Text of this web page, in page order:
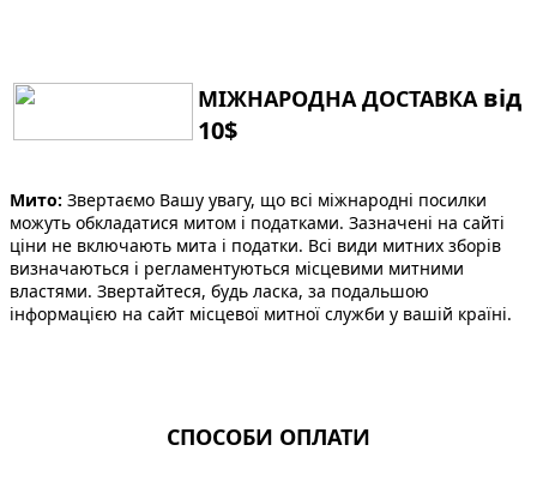
МІЖНАРОДНА ДОСТАВКА від
10$
Мито: Звертаємо Вашу увагу, що всі міжнародні посилки
можуть обкладатися митом і податками. Зазначені на сайті
ціни не включають мита і податки. Всі види митних зборів
визначаються і регламентуються місцевими митними
властями. Звертайтеся, будь ласка, за подальшою
інформацією на сайт місцевої митної служби у вашій країні.
СПОСОБИ ОПЛАТИ